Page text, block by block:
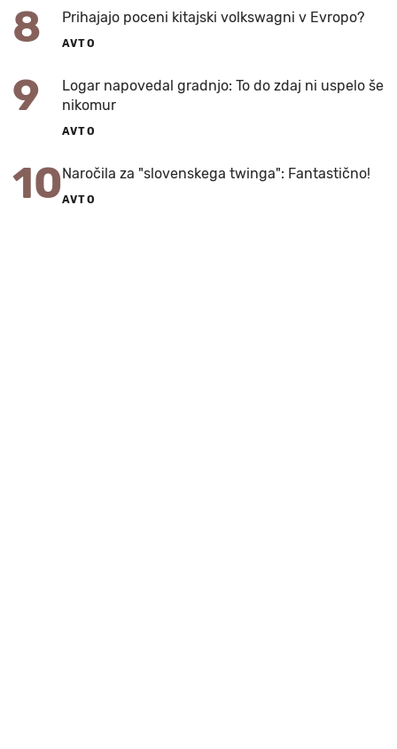
8 Prihajajo poceni kitajski volkswagni v Evropo?
AVTO
9
Logar napovedal gradnjo: To do zdaj ni uspelo še
nikomur
AVTO
10Naročila za "slovenskega twinga": Fantastično!
AVTO